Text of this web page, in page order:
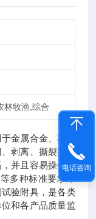
林牧渔,综合
金属合金、非金
剥离、撕裂等试
并且容易操作，
多种标准要求，
验附具，是各类
和各产品质量监
电话咨询